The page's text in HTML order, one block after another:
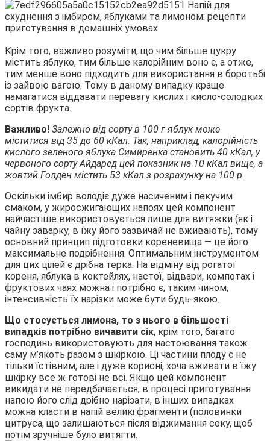
Крім того, важливо розуміти, що чим більше цукру
містить яблуко, тим більше калорійним воно є, а отже,
тим менше воно підходить для використання в боротьбі
із зайвою вагою. Тому в даному випадку краще
намагатися віддавати перевагу кислих і кисло-солодких
сортів фрукта.
Важливо! Залежно від сорту в 100 г яблук може
міститися від 35 до 60 кКал. Так, наприклад, калорійність
кислого зеленого яблука Симиренка становить 40 кКал, у
червоного сорту Айдаред цей показник на 10 кКал вище, а
жовтий Голден містить 53 кКал з розрахунку на 100 р.
Оскільки імбир володіє дуже насиченим і пекучим
смаком, у жиросжигающих напоях цей компонент
найчастіше використовується лише для витяжки (як і
чайну заварку, в їжу його зазвичай не вживають), тому
основний принцип підготовки кореневища — це його
максимальне подрібнення. Оптимальним інструментом
для цих цілей є дрібна терка. На відміну від рогатої
кореня, яблука в коктейлях, настої, відвари, компотах і
фруктових чаях можна і потрібно є, таким чином,
інтенсивність їх нарізки може бути будь-якою.
Що стосується лимона, то з нього в більшості
випадків потрібно вичавити сік, крім того, багато
господинь використовують для настоювання також
саму м’якоть разом з шкіркою. Ці частини плоду є не
тільки їстівним, але і дуже корисні, хоча вживати в їжу
шкірку все ж готові не всі. Якщо цей компонент
викидати не передбачається, в процесі приготування
напою його слід дрібно нарізати, в інших випадках
можна класти в напій великі фрагменти (половинки
цитруса, що залишаються після віджимання соку, щоб
потім зручніше було витягти.